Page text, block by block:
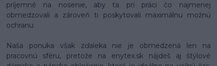
príjemné na nosenie, aby ťa pri práci čo najmenej
obmedzovali a zároveň ti poskytovali maximálnu možnú
ochranu.
Naša ponuka však zďaleka nie je obmedzená len na
pracovnú sféru, pretože na enytex.sk nájdeš aj štýlové